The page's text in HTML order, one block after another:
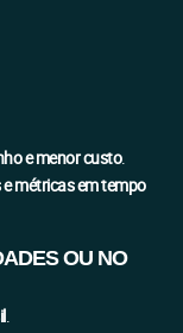
e menor custo.
métricas em tempo
OU NO
.